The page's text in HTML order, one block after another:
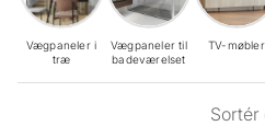
Vægpaneler i
træ
Vægpaneler til
badeværelset
TV-møbler
Sortér